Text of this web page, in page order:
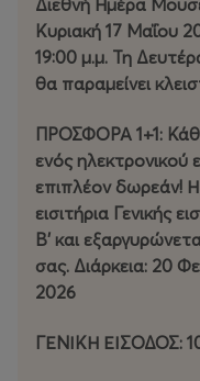
Διεθνή Ημέρα
Κυριακή 17 Μαΐου
19:00 μ.μ. Τη
θα παραμείνει
ΠΡΟΣΦΟΡΑ 1+1:
ενός ηλεκτρονικού
επιπλέον δωρεάν!
εισιτήρια Γενικής
Β' και
σας. Διάρκεια: 20
2026
ΓΕΝΙΚΗ ΕΙΣΟΔΟΣ: